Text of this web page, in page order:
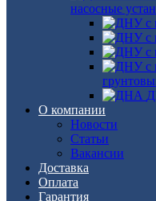
насосные
О компании
Новости
Статьи
Вакансии
Доставка
Оплата
Гарантия